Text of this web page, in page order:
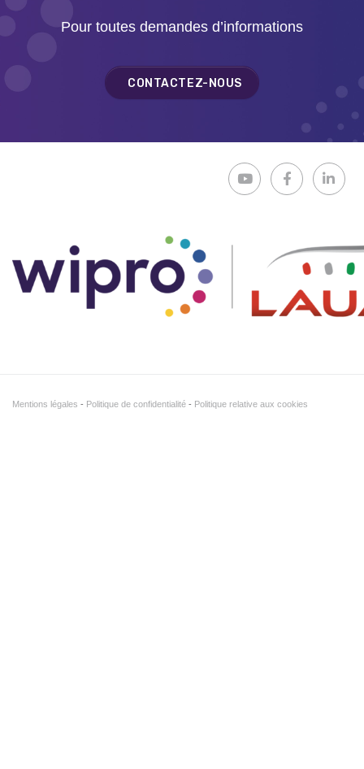
Pour toutes demandes d’informations
CONTACTEZ-NOUS
Mentions légales Politique de confidentialité Politique relative aux cookies